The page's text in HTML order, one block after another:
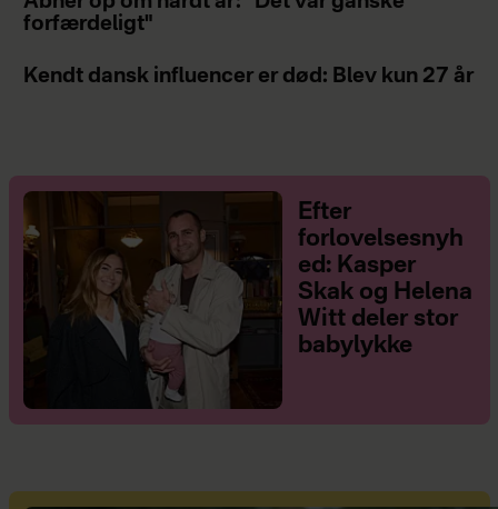
forfærdeligt"
Kendt dansk influencer er død: Blev kun 27 år
Efter
forlovelsesnyh
ed: Kasper
Skak og Helena
Witt deler stor
babylykke